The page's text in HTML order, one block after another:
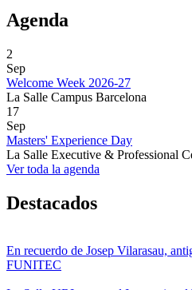
Agenda
2
Sep
Welcome Week 2026-27
La Salle Campus Barcelona
17
Sep
Masters' Experience Day
La Salle Executive & Professional
Ver toda la agenda
Destacados
En recuerdo de Josep Vilarasau,
FUNITEC